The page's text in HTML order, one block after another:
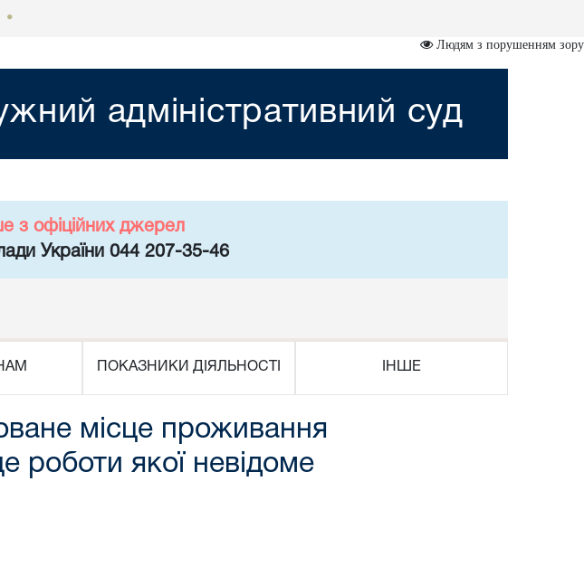
•
Людям з порушенням зору
адміністративний суд
з офіційних джерел
України 044 207-35-46
ПОКАЗНИКИ ДІЯЛЬНОСТІ ІНШЕ
місце проживання
роботи якої невідоме